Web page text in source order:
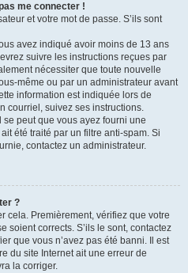
me connecter !
et votre mot de passe. S’ils sont
avez indiqué avoir moins de 13 ans
suivre les instructions reçues par
nécessiter que toute nouvelle
même ou par un administrateur avant
information est indiquée lors de
courriel, suivez ses instructions.
se peut que vous ayez fourni une
été traité par un filtre anti-spam. Si
contactez un administrateur.
?
cela. Premièrement, vérifiez que votre
soient corrects. S’ils le sont, contactez
que vous n’avez pas été banni. Il est
du site Internet ait une erreur de
la corriger.